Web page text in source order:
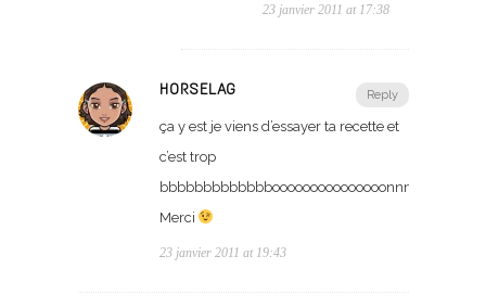
23 janvier 2011 at 17:38
Reply
HORSELAG
ça y est je viens d’essayer ta recette et
c’est trop
Merci
23 janvier 2011 at 19:43